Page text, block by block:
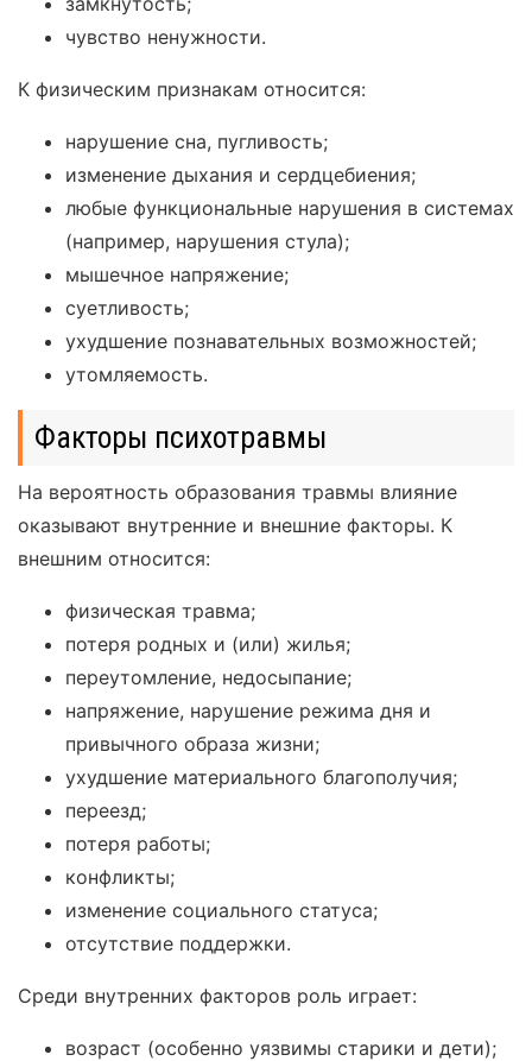
чувство ненужности.
К физическим признакам относится:
нарушение сна, пугливость;
изменение дыхания и сердцебиения;
любые функциональные нарушения в системах
(например, нарушения стула);
мышечное напряжение;
суетливость;
ухудшение познавательных возможностей;
утомляемость.
Факторы психотравмы
На вероятность образования травмы влияние
оказывают внутренние и внешние факторы. К
внешним относится:
физическая травма;
потеря родных и (или) жилья;
переутомление, недосыпание;
напряжение, нарушение режима дня и
привычного образа жизни;
ухудшение материального благополучия;
переезд;
потеря работы;
конфликты;
изменение социального статуса;
отсутствие поддержки.
Среди внутренних факторов роль играет:
возраст (особенно уязвимы старики и дети);